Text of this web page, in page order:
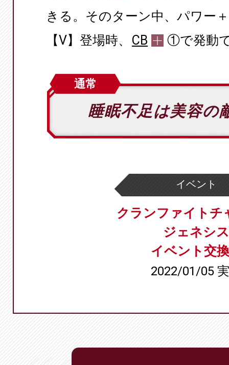
きる。そのターン中、パワー
【V】登場時、
CB ①で発動
通常
睡眠不足は美容の
イベント
クランファイトチ
ジェネシス
イベント交
2022/01/05